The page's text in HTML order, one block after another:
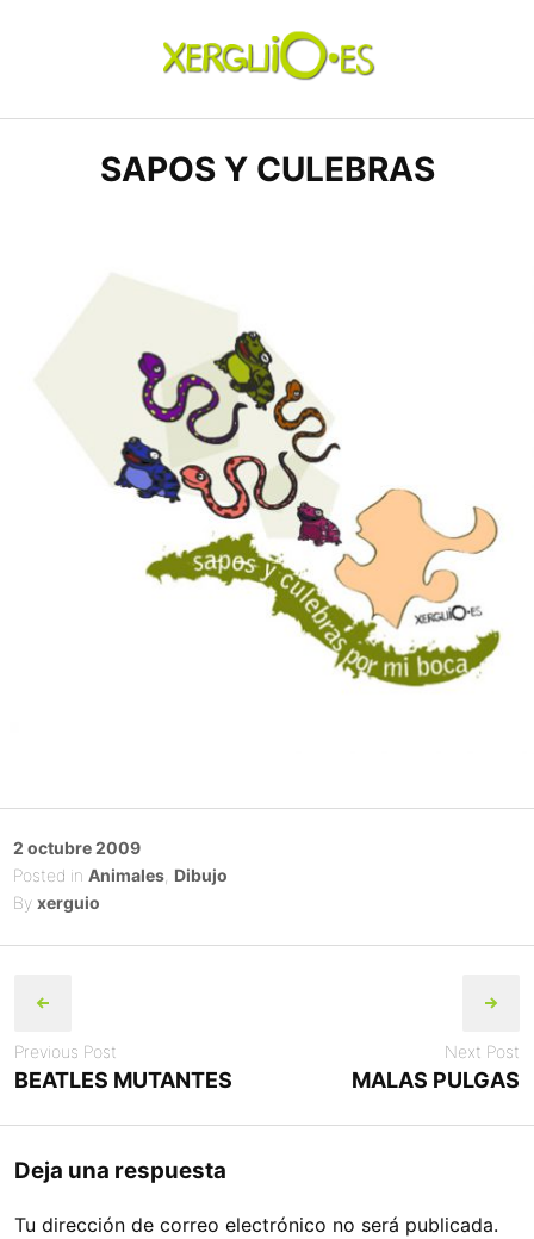
xerguio.ES | ilustración
SAPOS Y CULEBRAS
Posted
on
2 octubre 2009
Posted in Animales, Dibujo
By xerguio
navigation
Previous Post
BEATLES MUTANTES
Next Post
MALAS PULGAS
Deja una respuesta
Tu dirección de correo electrónico no será publicada.